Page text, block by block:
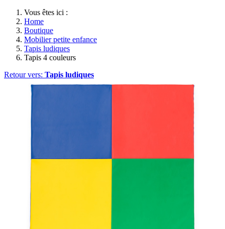
Vous êtes ici :
Home
Boutique
Mobilier petite enfance
Tapis ludiques
Tapis 4 couleurs
Retour vers: Tapis ludiques